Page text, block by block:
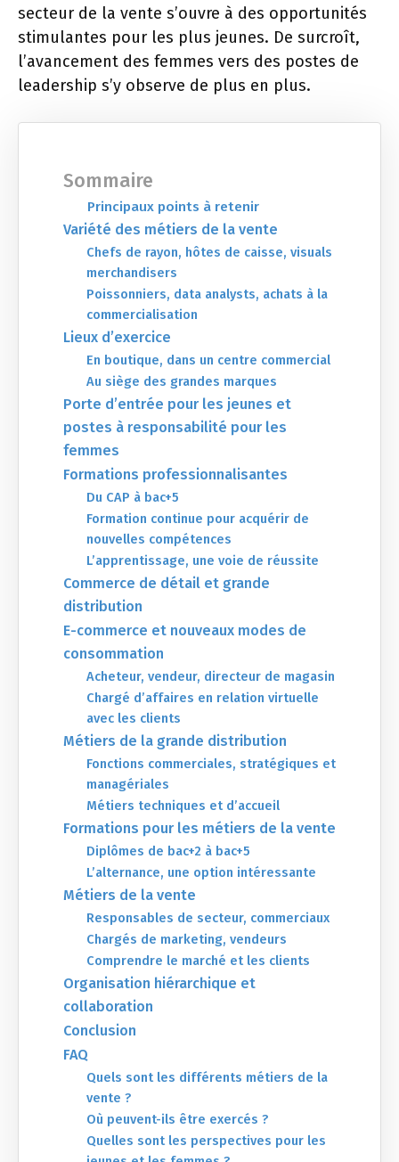
secteur de la vente s’ouvre à des opportunités
stimulantes pour les plus jeunes. De surcroît,
l’avancement des femmes vers des postes de
leadership s’y observe de plus en plus.
Sommaire
Principaux points à retenir
Variété des métiers de la vente
Chefs de rayon, hôtes de caisse, visuals
merchandisers
Poissonniers, data analysts, achats à la
commercialisation
Lieux d’exercice
En boutique, dans un centre commercial
Au siège des grandes marques
Porte d’entrée pour les jeunes et
postes à responsabilité pour les
femmes
Formations professionnalisantes
Du CAP à bac+5
Formation continue pour acquérir de
nouvelles compétences
L’apprentissage, une voie de réussite
Commerce de détail et grande
distribution
E-commerce et nouveaux modes de
consommation
Acheteur, vendeur, directeur de magasin
Chargé d’affaires en relation virtuelle
avec les clients
Métiers de la grande distribution
Fonctions commerciales, stratégiques et
managériales
Métiers techniques et d’accueil
Formations pour les métiers de la vente
Diplômes de bac+2 à bac+5
L’alternance, une option intéressante
Métiers de la vente
Responsables de secteur, commerciaux
Chargés de marketing, vendeurs
Comprendre le marché et les clients
Organisation hiérarchique et
collaboration
Conclusion
FAQ
Quels sont les différents métiers de la
vente ?
Où peuvent-ils être exercés ?
Quelles sont les perspectives pour les